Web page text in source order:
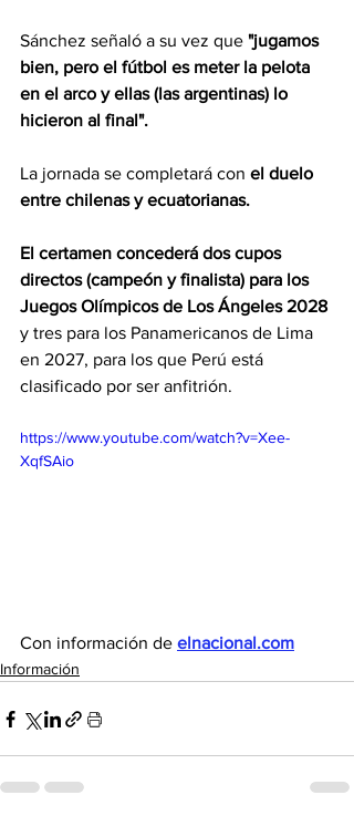
Sánchez señaló a su vez que "jugamos
bien, pero el fútbol es meter la pelota
en el arco y ellas (las argentinas) lo
hicieron al final".
La jornada se completará con el duelo
entre chilenas y ecuatorianas.
El certamen concederá dos cupos
directos (campeón y finalista) para los
Juegos Olímpicos de Los Ángeles 2028
y tres para los Panamericanos de Lima
en 2027, para los que Perú está
clasificado por ser anfitrión.
https://www.youtube.com/watch?v=Xee-
XqfSAio
Con información de elnacional.com
Información